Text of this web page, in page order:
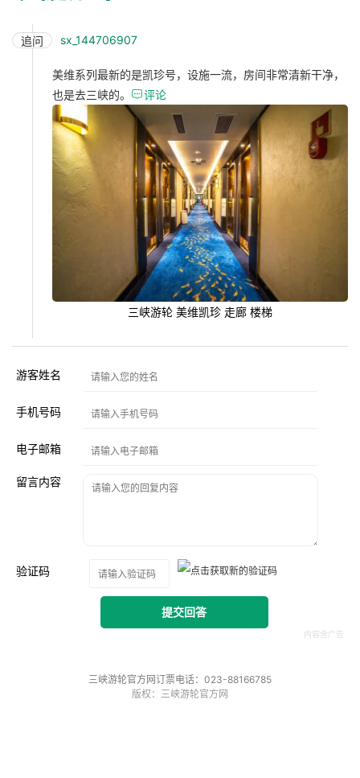
追问 sx_144706907
美维系列最新的是凯珍号，设施一流，房间非常清新干净，
也是去三峡的。 评论
三峡游轮 美维凯珍 走廊 楼梯
游客姓名
手机号码
电子邮箱
留言内容
验证码
提交回答
三峡游轮官方网订票电话：023-88166785
版权：三峡游轮官方网